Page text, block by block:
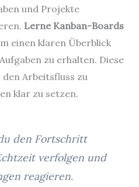
und Projekte
Lerne Kanban-Boards
einen klaren Überblick
zu erhalten. Diese
Arbeitsfluss zu
klar zu setzen.
den Fortschritt
verfolgen und
reagieren.